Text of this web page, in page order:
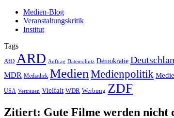
Medien-Blog
Veranstaltungskritik
Institut
Tags
AfD ARD Auftrag Datenschutz Demokratie
MDR Mediathek MedienMedienpolitik
USA Vertrauen Vielfalt WDR Werbung ZDF
Zitiert: Gute Filme werden nicht